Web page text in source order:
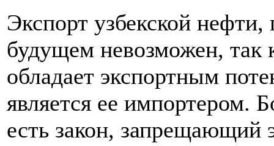
Экспорт узбекской
будущем невозможен, так
обладает экспортным
является ее импортером.
есть закон, запрещающий